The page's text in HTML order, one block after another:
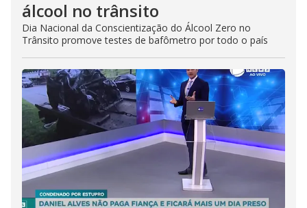
álcool no trânsito
Dia Nacional da Conscientização do Álcool Zero no
Trânsito promove testes de bafômetro por todo o país